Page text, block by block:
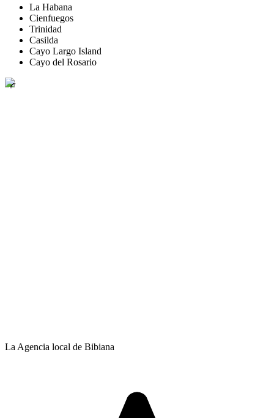
La Habana
Cienfuegos
Trinidad
Casilda
Cayo Largo Island
Cayo del Rosario
La Agencia local de Bibiana